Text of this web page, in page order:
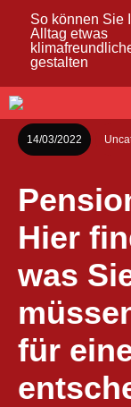
So können Sie
Alltag etwas
gestalten
14/03/2022
Hier
was
für